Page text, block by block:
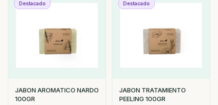
Destacado
JABON AROMATICO NARDO
100GR
Destacado
JABON TRATAMIENTO
PEELING 100GR